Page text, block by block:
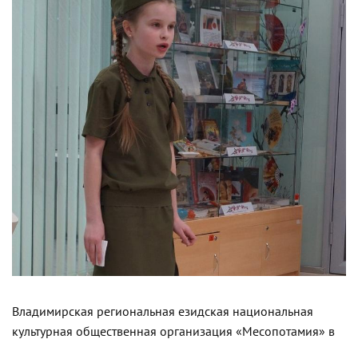
Владимирская региональная езидская национальная
культурная общественная организация «Месопотамия» в